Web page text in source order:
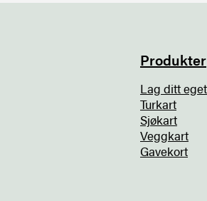
Produkter
Lag ditt
Turkart
Sjøkart
Veggkart
Gavekort